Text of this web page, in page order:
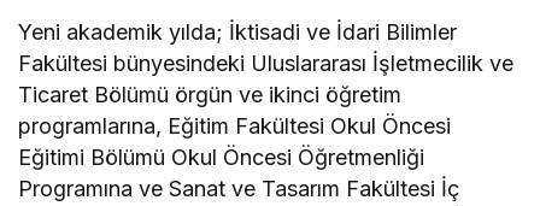
Yeni akademik yılda; İktisadi ve İdari Bilimler
Fakültesi bünyesindeki Uluslararası İşletmecilik ve
Ticaret Bölümü örgün ve ikinci öğretim
programlarına, Eğitim Fakültesi Okul Öncesi
Eğitimi Bölümü Okul Öncesi Öğretmenliği
Programına ve Sanat ve Tasarım Fakültesi İç